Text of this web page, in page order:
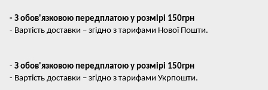
- З обов'язковою передплатою у розмірі 150грн
- Вартість доставки – згідно з тарифами Нової Пошти.
- З обов'язковою передплатою у розмірі 150грн
- Вартість доставки – згідно з тарифами Укрпошти.